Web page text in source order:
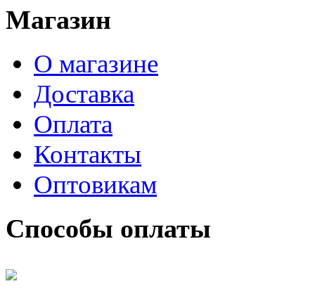
Магазин
О магазине
Доставка
Оплата
Контакты
Оптовикам
Способы оплаты